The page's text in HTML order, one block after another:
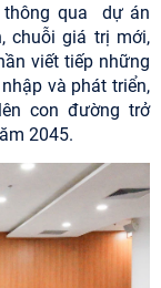
thông qua dự án
chuỗi giá trị mới,
viết tiếp những
và phát triển,
con đường trở
2045.